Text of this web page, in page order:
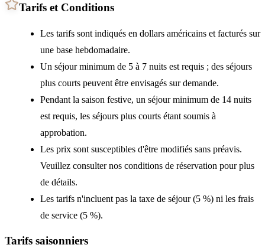
Tarifs et Conditions
Les tarifs sont indiqués en dollars américains et facturés sur
une base hebdomadaire.
Un séjour minimum de 5 à 7 nuits est requis ; des séjours
plus courts peuvent être envisagés sur demande.
Pendant la saison festive, un séjour minimum de 14 nuits
est requis, les séjours plus courts étant soumis à
approbation.
Les prix sont susceptibles d'être modifiés sans préavis.
Veuillez consulter nos conditions de réservation pour plus
de détails.
Les tarifs n'incluent pas la taxe de séjour (5 %) ni les frais
de service (5 %).
Tarifs saisonniers